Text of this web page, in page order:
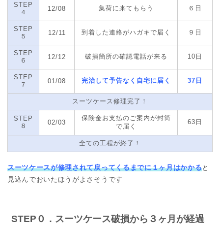
STEP
４
12/08 集荷に来てもらう ６日
STEP
５
12/11 到着した連絡がハガキで届く ９日
STEP
６
12/12 破損箇所の確認電話が来る 10日
STEP
７
01/08 完治して予告なく自宅に届く 37日
スーツケース修理完了！
STEP
８
02/03
保険金お支払のご案内が封筒
で届く
63日
全ての工程が終了！
スーツケースが修理されて戻ってくるまでに１ヶ月はかかると
見込んでおいたほうがよさそうです
STEP０．スーツケース破損から３ヶ月が経過